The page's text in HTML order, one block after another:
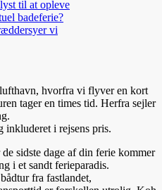
hvorfra vi flyver en kort
tager en times tid. Herfra sejler
inkluderet i rejsens pris.
sidste dage af din ferie kommer
i et sandt ferieparadis.
fra fastlandet,